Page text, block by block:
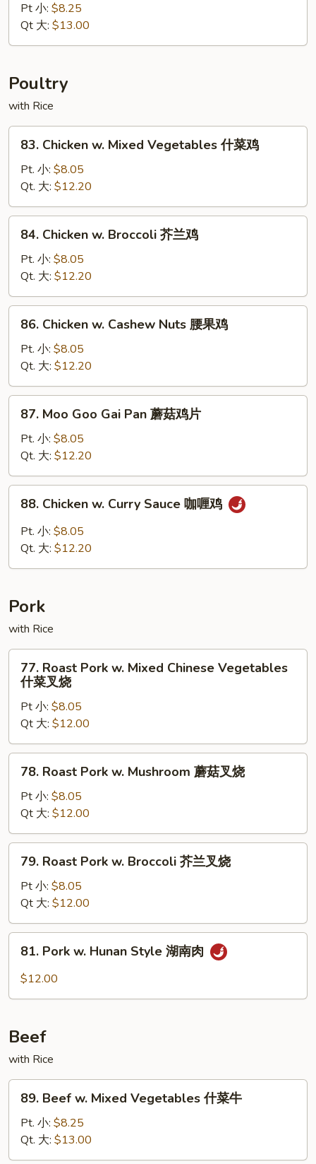
Sour
Shrimp
酸
虾
Pt 小: $8.25
Qt 大: $13.00
Poultry
with Rice
Chicken
Mixed
Vegetables
什
83. Chicken w. Mixed Vegetables 什菜鸡
Pt. 小: $8.05
Qt. 大: $12.20
Chicken
Broccoli
芥
兰
84. Chicken w. Broccoli 芥兰鸡
Pt. 小: $8.05
Qt. 大: $12.20
Chicken
Cashew
Nuts
腰
86. Chicken w. Cashew Nuts 腰果鸡
Pt. 小: $8.05
Qt. 大: $12.20
Moo
Goo
Gai
Pan
蘑
87. Moo Goo Gai Pan 蘑菇鸡片
Pt. 小: $8.05
Qt. 大: $12.20
Chicken
Curry
鸡
88. Chicken w. Curry Sauce 咖喱鸡
Pt. 小: $8.05
Qt. 大: $12.20
Pork
with Rice
Roast
Pork
Mixed
Chinese
Vegetables
77. Roast Pork w. Mixed Chinese Vegetables
什菜叉烧
Pt 小: $8.05
Qt 大: $12.00
Roast
Pork
Mushroom
蘑
78. Roast Pork w. Mushroom 蘑菇叉烧
Pt 小: $8.05
Qt 大: $12.00
Roast
Pork
Broccoli
芥
79. Roast Pork w. Broccoli 芥兰叉烧
Pt 小: $8.05
Qt 大: $12.00
Pork
南
肉
81. Pork w. Hunan Style 湖南肉
$12.00
Beef
with Rice
Beef
Mixed
Vegetables
89. Beef w. Mixed Vegetables 什菜牛
Pt. 小: $8.25
Qt. 大: $13.00